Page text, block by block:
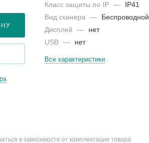
Класс защиты по IP —
IP41
Вид сканера —
Беспроводной
Дисплей
—
нет
USB — нет
Все характеристики
в зависимости от комплектации товара